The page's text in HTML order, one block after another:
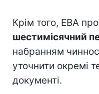
Крім того, EBA
шестимісячний
набранням
уточнити окремі
документі.